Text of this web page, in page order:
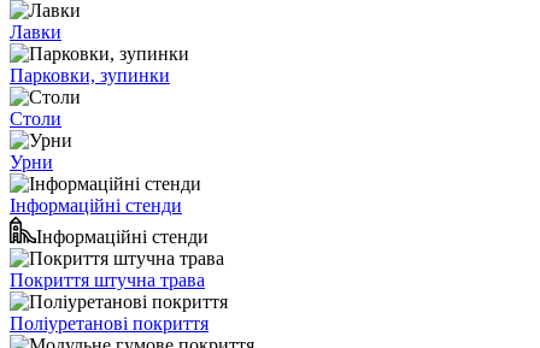
Лавки
Парковки, зупинки
Столи
Урни
Інформаційні стенди
Інформаційні стенди
Покриття штучна трава
Поліуретанові покриття